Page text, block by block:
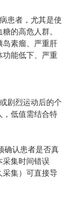
患者，尤其是使
的高危人群。
岛素瘤、严重肝
功能低下、严重
剧烈运动后的个
，低值需结合特
确认患者是否真
采集时间错误
采集）可直接导